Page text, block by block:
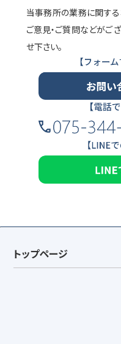
当事務所の業務に関する
ご意見・ご質問などがご
せ下さい。
トップページ